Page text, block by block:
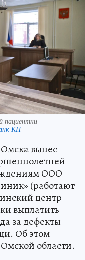
пациентки
КП
вынес
ООО
(работают
центр
выплатить
за дефекты
Об этом
области.